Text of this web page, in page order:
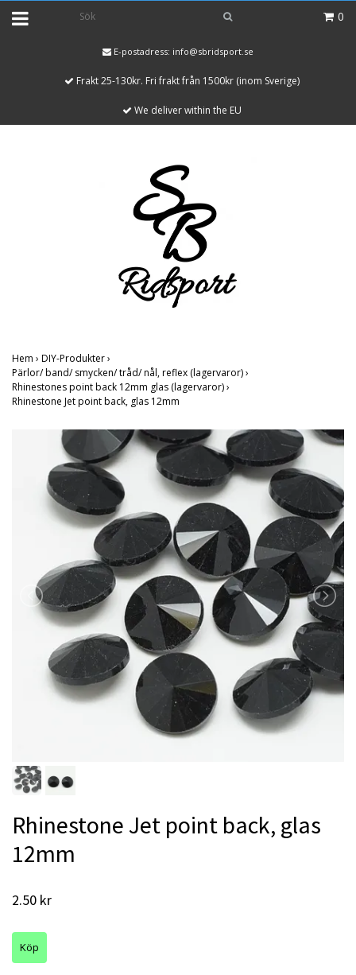
0
E-postadress: info@sbridsport.se
Frakt 25-130kr. Fri frakt från 1500kr (inom Sverige)
We deliver within the EU
Hem › DIY-Produkter›
Pärlor/ band/ smycken/ tråd/ nål, reflex (lagervaror)›
Rhinestones point back 12mm glas (lagervaror)›
Rhinestone Jet point back, glas 12mm
Rhinestone Jet point back, glas
12mm
2.50 kr